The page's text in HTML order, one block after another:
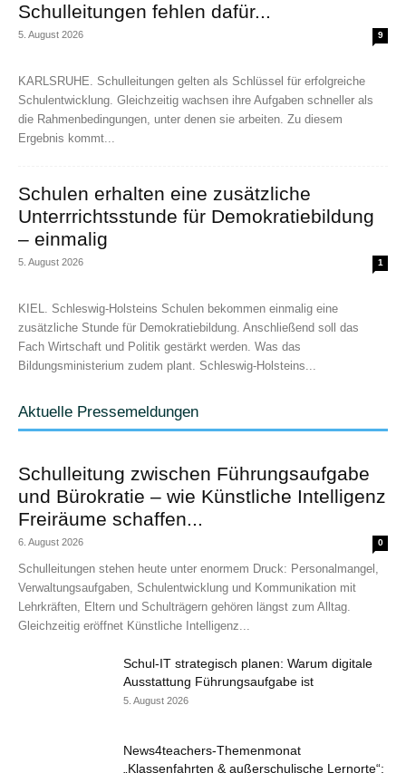
Schulleitungen fehlen dafür...
5. August 2026 9
KARLSRUHE. Schulleitungen gelten als Schlüssel für erfolgreiche
Schulentwicklung. Gleichzeitig wachsen ihre Aufgaben schneller als
die Rahmenbedingungen, unter denen sie arbeiten. Zu diesem
Ergebnis kommt...
Schulen erhalten eine zusätzliche
Unterrrichtsstunde für Demokratiebildung
– einmalig
5. August 2026 1
KIEL. Schleswig-Holsteins Schulen bekommen einmalig eine
zusätzliche Stunde für Demokratiebildung. Anschließend soll das
Fach Wirtschaft und Politik gestärkt werden. Was das
Bildungsministerium zudem plant. Schleswig-Holsteins...
Aktuelle Pressemeldungen
Schulleitung zwischen Führungsaufgabe
und Bürokratie – wie Künstliche Intelligenz
Freiräume schaffen...
6. August 2026 0
Schulleitungen stehen heute unter enormem Druck: Personalmangel,
Verwaltungsaufgaben, Schulentwicklung und Kommunikation mit
Lehrkräften, Eltern und Schulträgern gehören längst zum Alltag.
Gleichzeitig eröffnet Künstliche Intelligenz...
Schul-IT strategisch planen: Warum digitale
Ausstattung Führungsaufgabe ist
5. August 2026
News4teachers-Themenmonat
„Klassenfahrten & außerschulische Lernorte“: